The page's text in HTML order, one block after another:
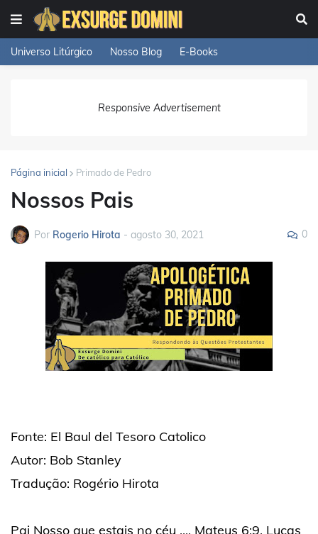
Universo Litúrgico Nosso Blog E-Books
Responsive Advertisement
Página inicial Primado de Pedro
Nossos Pais
Por Rogerio Hirota - agosto 30, 2021 0
Fonte: El Baul del Tesoro Catolico
Autor: Bob Stanley
Tradução: Rogério Hirota
Pai Nosso que estais no céu .... Mateus 6:9, Lucas